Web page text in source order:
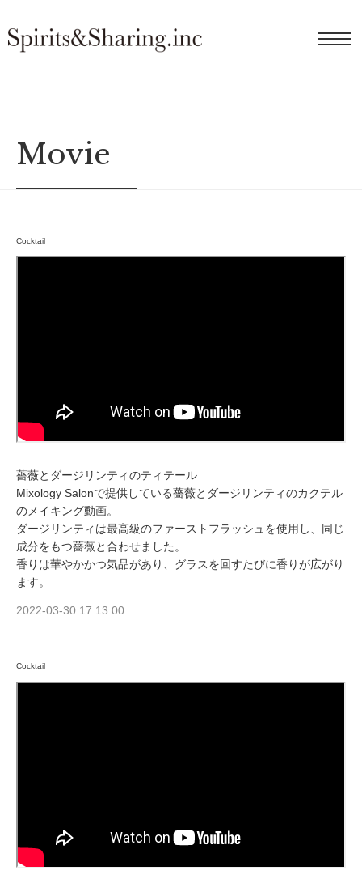
2022-03-30 17:13:00
Cocktail
薔薇とダージリンティのティテール
Mixology Salonで提供している薔薇とダージリンティのカクテル
のメイキング動画。
ダージリンティは最高級のファーストフラッシュを使用し、同じ
成分をもつ薔薇と合わせました。
香りは華やかかつ気品があり、グラスを回すたびに香りが広がり
ます。
Cocktail
Movie